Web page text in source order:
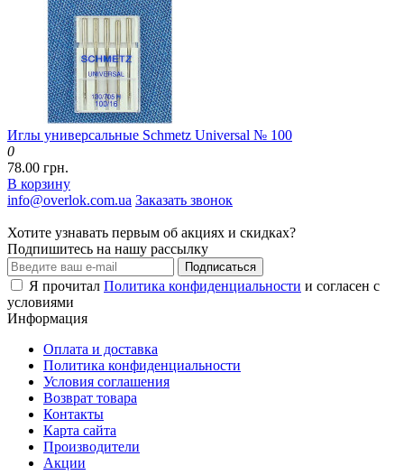
Иглы универсальные Schmetz Universal № 100
0
78.00 грн.
В корзину
info@overlok.com.ua Заказать звонок
Хотите узнавать первым об акциях и скидках?
Подпишитесь на нашу рассылку
Подписаться
Я прочитал Политика конфиденциальности и согласен с
условиями
Информация
Оплата и доставка
Политика конфиденциальности
Условия соглашения
Возврат товара
Контакты
Карта сайта
Производители
Акции